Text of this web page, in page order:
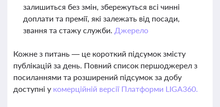
залишиться без змін, збережуться всі чинні
доплати та премії, які залежать від посади,
звання та стажу служби. Джерело
Кожне з питань — це короткий підсумок змісту
публікацій за день. Повний список першоджерел з
посиланнями та розширений підсумок за добу
доступні у комерційній версії Платформи LIGA360.